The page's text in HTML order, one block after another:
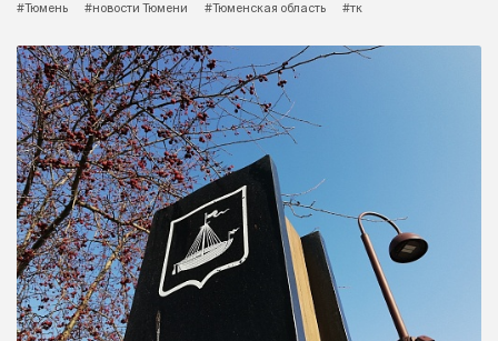
#Тюмень
#новости Тюмени #Тюменская область #тк